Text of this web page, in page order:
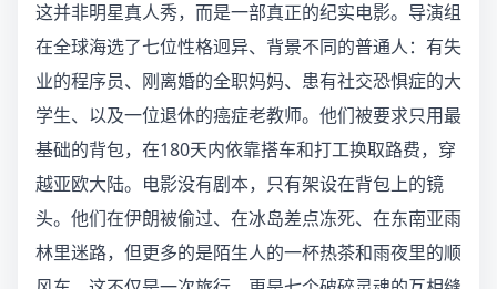
这并非明星真人秀，而是一部真正的纪实电影。导演组
在全球海选了七位性格迥异、背景不同的普通人：有失
业的程序员、刚离婚的全职妈妈、患有社交恐惧症的大
学生、以及一位退休的癌症老教师。他们被要求只用最
基础的背包，在180天内依靠搭车和打工换取路费，穿
越亚欧大陆。电影没有剧本，只有架设在背包上的镜
头。他们在伊朗被偷过、在冰岛差点冻死、在东南亚雨
林里迷路，但更多的是陌生人的一杯热茶和雨夜里的顺